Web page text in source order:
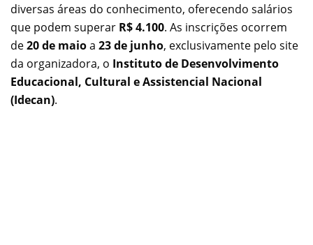
diversas áreas do conhecimento, oferecendo salários
que podem superar R$ 4.100. As inscrições ocorrem
de20 de maioa 23 de junho, exclusivamente pelo site
da organizadora, o Instituto de Desenvolvimento
Educacional, Cultural e Assistencial Nacional
(Idecan).